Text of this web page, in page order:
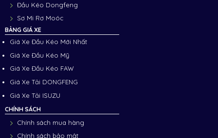
Đầu Kéo Dongfeng
Sơ Mi Rơ Moóc
BẢNG GIÁ XE
Giá Xe Đầu Kéo Mới Nhất
Giá Xe Đầu Kéo Mỹ
Giá Xe Đầu Kéo FAW
Giá Xe Tải DONGFENG
Giá Xe Tải ISUZU
CHÍNH SÁCH
Chính sách mua hàng
Chính sách bảo mật